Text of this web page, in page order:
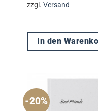
zzgl. Versand
In den
-20%